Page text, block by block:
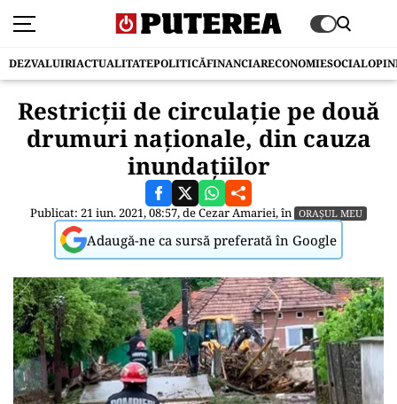
DEZVALUIRIACTUALITATEPOLITICĂFINANCIARECONOMIESOCIAL
Restricții de circulație pe două
drumuri naționale, din cauza
inundațiilor
Publicat: 21 iun. 2021, 08:57, deCezar Amariei, în ORAȘUL MEU
Adaugă-ne ca sursă preferată în Google